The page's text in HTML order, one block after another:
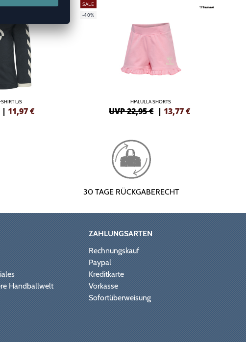
L/S
| 11,97€
SALE
-40%
HMLULLA SHORTS
UVP 22,95 € |13,77€
30 TAGE RÜCKGABERECHT
Handballwelt
ZAHLUNGSARTEN
Rechnungskauf
Paypal
Kreditkarte
Vorkasse
Sofortüberweisung